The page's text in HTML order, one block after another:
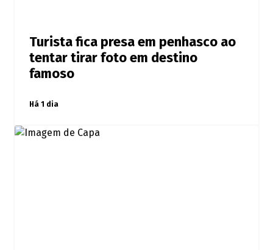
Turista fica presa em penhasco ao
tentar tirar foto em destino
famoso
Há 1 dia